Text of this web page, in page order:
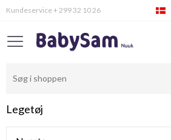
Kundeservice + 299 32 10 26
Legetøj